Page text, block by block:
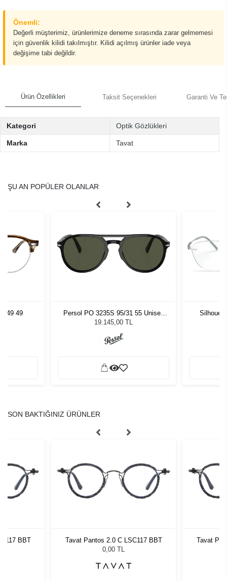
Önemli:
Değerli müşterimiz, ürünlerimize deneme sırasında zarar gelmemesi
için güvenlik kilidi takılmıştır. Kilidi açılmış ürünler iade veya
değişime tabi değildir.
Ürün Özellikleri Taksit Seçenekleri Garanti Ve
Kategori Optik Gözlükleri
Marka Tavat
ŞU AN POPÜLER OLANLAR
49
Persol PO 3235S 95/31 55 Unisex
Güneş Gözlüğü
19.145,00 TL
SON BAKTIĞINIZ ÜRÜNLER
BBT
Tavat Pantos 2.0 C LSC117 BBT
0,00 TL
Tavat